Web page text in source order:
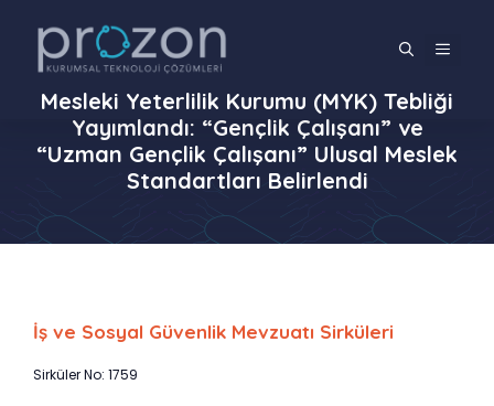
MENÜ
Mesleki Yeterlilik Kurumu (MYK) Tebliği
Yayımlandı: “Gençlik Çalışanı” ve
“Uzman Gençlik Çalışanı” Ulusal Meslek
Standartları Belirlendi
İş ve Sosyal Güvenlik Mevzuatı Sirküleri
Sirküler No: 1759